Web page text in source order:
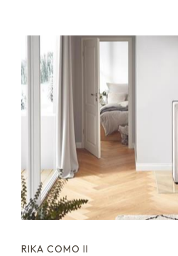
RIKA COMO II